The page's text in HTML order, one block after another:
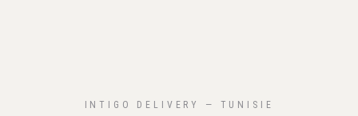
INTIGO DELIVERY — TUNISIE